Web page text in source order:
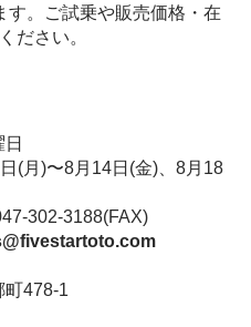
す。ご試乗や販売価格・在
ださい。
(月)〜8月14日(金)、8月18
302-3188(FAX)
町478-1